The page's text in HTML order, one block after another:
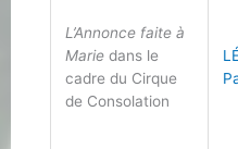
L’Annonce faite à
Marie dans le
cadre du Cirque
de Consolation